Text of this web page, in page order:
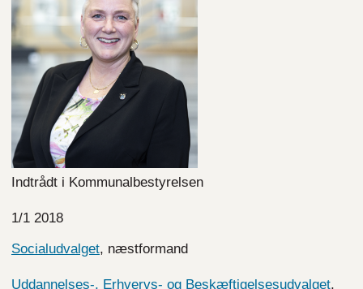
Indtrådt i Kommunalbestyrelsen
1/1 2018
Socialudvalget, næstformand
Uddannelses-, Erhvervs- og Beskæftigelsesudvalget,